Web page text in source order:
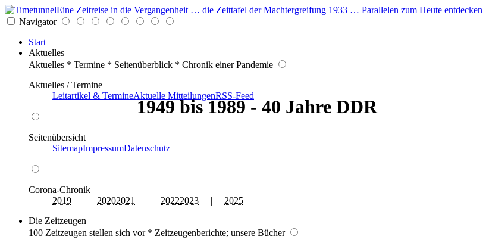
Eine Zeitreise in die Vergangenheit … die Zeittafel der Machtergreifung 1933 … Parallelen zum Heute entdecken
Navigator
Start
Aktuelles
Aktuelles * Termine * Seitenüberblick * Chronik einer Pandemie
Aktuelles / Termine
Leitartikel & TermineAktuelle MitteilungenRSS-Feed
Seitenübersicht
SitemapImpressumDatenschutz
Corona-Chronik
2019 | 20202021 | 20222023 | 2025
Die Zeitzeugen
100 Zeitzeugen stellen sich vor * Zeitzeugenberichte; unsere Bücher
1949 bis 1989 - 40 Jahre DDR